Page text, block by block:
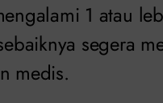
1 atau
segera
medis.